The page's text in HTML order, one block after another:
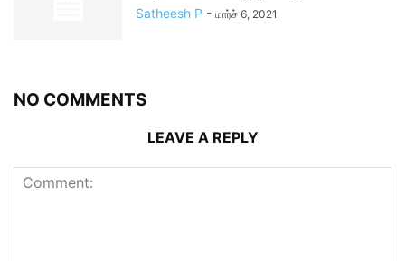
Satheesh P - மார்ச் 6, 2021
NO COMMENTS
LEAVE A REPLY